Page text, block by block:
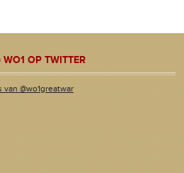
WO1 OP TWITTER
van @wo1greatwar